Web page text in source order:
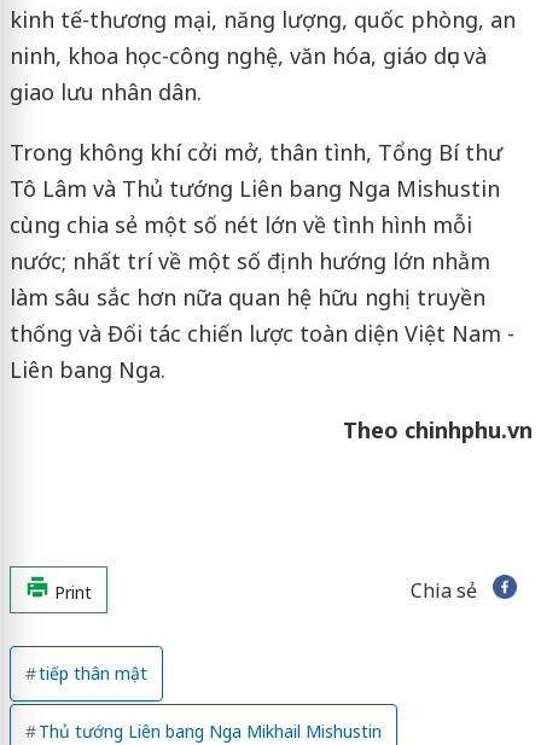
kinh tế-thương mại, năng lượng, quốc phòng, an
ninh, khoa học-công nghệ, văn hóa, giáo dục và
giao lưu nhân dân.
Trong không khí cởi mở, thân tình, Tổng Bí thư
Tô Lâm và Thủ tướng Liên bang Nga Mishustin
cùng chia sẻ một số nét lớn về tình hình mỗi
nước; nhất trí về một số định hướng lớn nhằm
làm sâu sắc hơn nữa quan hệ hữu nghị truyền
thống và Đối tác chiến lược toàn diện Việt Nam -
Liên bang Nga.
Theo chinhphu.vn
Print Chia sẻ
tiếp thân mật
Thủ tướng Liên bang Nga Mikhail Mishustin